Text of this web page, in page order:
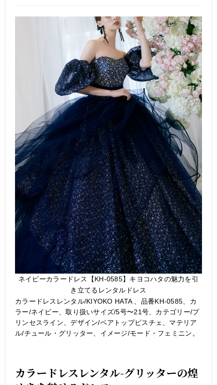
ネイビーカラードレス【KH-0585】キヨコハタの魅力を引
き立てるレンタルドレス
カラードレスレンタル/KIYOKO HATA 、品番KH-0585、カ
ラー/ネイビー、取り扱いサイズ/5号〜21号、カテゴリー/プ
リンセスライン、デザイン/ベアトップビスチェ、マテリア
ル/チュール・グリッター、イメージ/モード・フェミニン。
カラードレスレンタル-グリッターの煌